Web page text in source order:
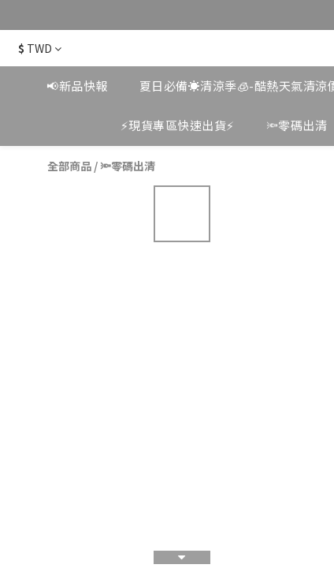
$ TWD
📢新品快報 夏日必備☀️清涼季🧊-酷熱天氣清涼
⚡️現貨專區快速出貨⚡️ 🔦零碼出清
全部商品 / 🔦零碼出清